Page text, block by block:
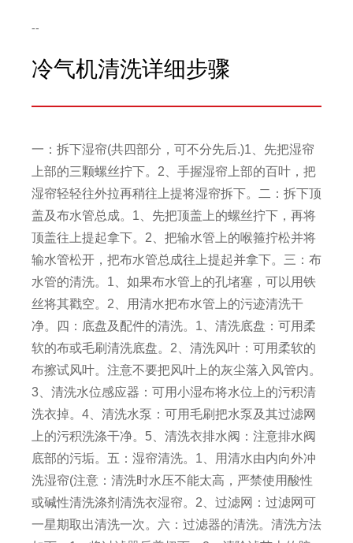
--
冷气机清洗详细步骤
一：拆下湿帘(共四部分，可不分先后.)1、先把湿帘
上部的三颗螺丝拧下。2、手握湿帘上部的百叶，把
湿帘轻轻往外拉再稍往上提将湿帘拆下。二：拆下顶
盖及布水管总成。1、先把顶盖上的螺丝拧下，再将
顶盖往上提起拿下。2、把输水管上的喉箍拧松并将
输水管松开，把布水管总成往上提起并拿下。三：布
水管的清洗。1、如果布水管上的孔堵塞，可以用铁
丝将其戳空。2、用清水把布水管上的污迹清洗干
净。四：底盘及配件的清洗。1、清洗底盘：可用柔
软的布或毛刷清洗底盘。2、清洗风叶：可用柔软的
布擦试风叶。注意不要把风叶上的灰尘落入风管内。
3、清洗水位感应器：可用小湿布将水位上的污积清
洗衣掉。4、清洗水泵：可用毛刷把水泵及其过滤网
上的污积洗涤干净。5、清洗衣排水阀：注意排水阀
底部的污垢。五：湿帘清洗。1、用清水由内向外冲
洗湿帘(注意：清洗时水压不能太高，严禁使用酸性
或碱性清洗涤剂清洗衣湿帘。2、过滤网：过滤网可
一星期取出清洗一次。六：过滤器的清洗。清洗方法